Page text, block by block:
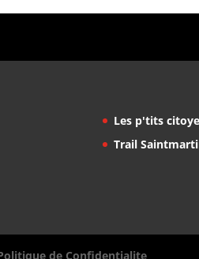
Les p'tits
Trail
de Confidentialite